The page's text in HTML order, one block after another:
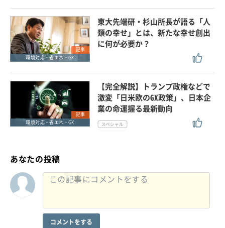
記事
環境対応・省エネ・GX
東大先端研・杉山所長が語る「人
類の幸せ」とは、新たな幸せ創出
に何が必要か？
記事
環境対応・省エネ・GX
【完全解説】トランプ政権などで
激変「日米欧のGX政策」、日本企
業の命運握る最新動向
あなたの投稿
コメントをする